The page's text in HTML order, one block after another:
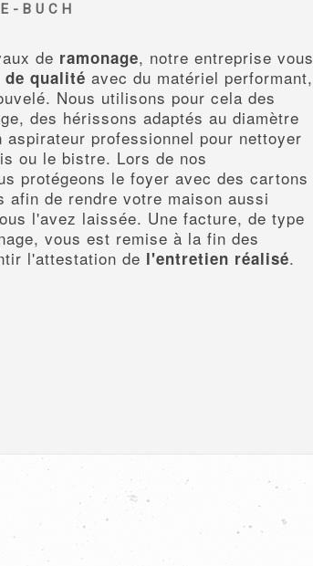
BUCH
de ramonage, notre entreprise vous
qualité avec du matériel performant,
Nous utilisons pour cela des
des hérissons adaptés au diamètre
aspirateur professionnel pour nettoyer
ou le bistre. Lors de nos
protégeons le foyer avec des cartons
afin de rendre votre maison aussi
l'avez laissée. Une facture, de type
vous est remise à la fin des
l'attestation de l'entretien réalisé.